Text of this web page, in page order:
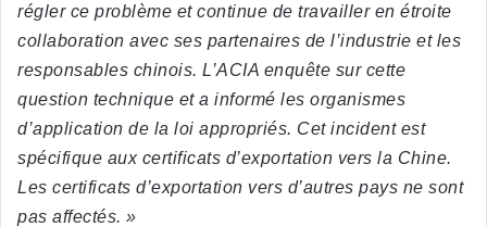
régler ce problème et continue de travailler en étroite
collaboration avec ses partenaires de l’industrie et les
responsables chinois. L’ACIA enquête sur cette
question technique et a informé les organismes
d’application de la loi appropriés. Cet incident est
spécifique aux certificats d’exportation vers la Chine.
Les certificats d’exportation vers d’autres pays ne sont
pas affectés. »